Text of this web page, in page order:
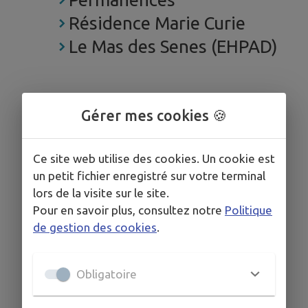
Résidence Marie Curie
Le Mas des Senes (EHPAD)
Gérer mes cookies 🍪
Ce site web utilise des cookies. Un cookie est
un petit fichier enregistré sur votre terminal
lors de la visite sur le site.
Pour en savoir plus, consultez notre Politique
de gestion des cookies
Obligatoire